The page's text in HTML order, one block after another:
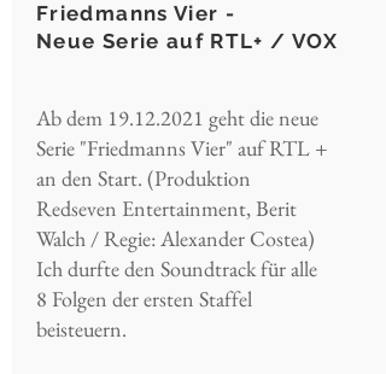
Friedmanns Vier -
Neue Serie auf RTL+ / VOX
Ab dem 19.12.2021 geht die neue
Serie "Friedmanns Vier" auf RTL +
an den Start. (Produktion
Redseven Entertainment, Berit
Walch / Regie: Alexander Costea)
Ich durfte den Soundtrack für alle
8 Folgen der ersten Staffel
beisteuern.